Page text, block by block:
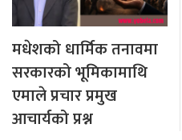
मधेशको धार्मिक तनावमा
सरकारको भूमिकामाथि
एमाले प्रचार प्रमुख
आचार्यको प्रश्न